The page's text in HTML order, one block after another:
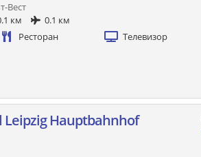
Вест
км
0.1 км
Ресторан
Телевизор
Leipzig Hauptbahnhof